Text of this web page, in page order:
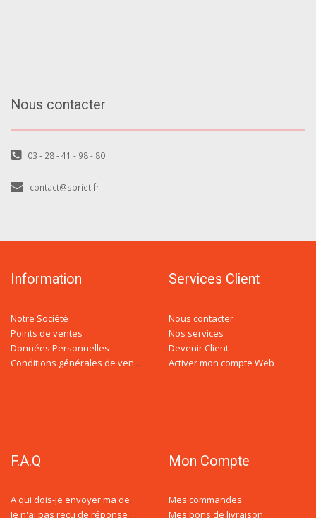
Nous contacter
03 - 28 - 41 - 98 - 80
contact@spriet.fr
Information
Notre Société
Points de ventes
Données Personnelles
Conditions générales de ventes
Services Client
Nous contacter
Nos services
Devenir Client
Activer mon compte Web
F.A.Q
A qui dois-je envoyer ma demande de devis ?
Je n'ai pas reçu de réponse à ma demande de devis, est-ce normal ?
Mon Compte
Mes commandes
Mes bons de livraison